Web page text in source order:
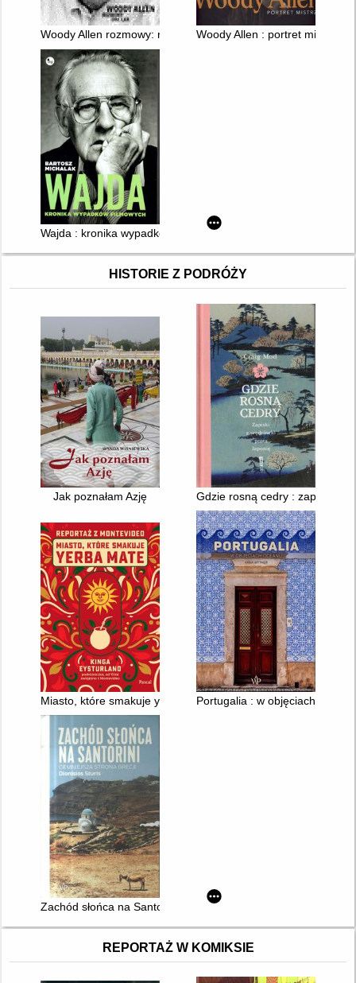
Woody Allen rozmowy: rozmowy z lat 1971-2007
Woody Allen : portret mistrza
Wajda : kronika wypadków filmowych
HISTORIE Z PODRÓŻY
Jak poznałam Azję Gdzie rosną cedry : zapiski z
Miasto, które smakuje yerba mate : reportaż z Montevideo
Portugalia : w objęciach oceanu
Zachód słońca na Santorini : ciemniejsza strona Grecji
REPORTAŻ W KOMIKSIE